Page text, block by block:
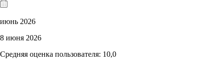
июнь 2026
8 июня 2026
Средняя оценка пользователя: 10,0